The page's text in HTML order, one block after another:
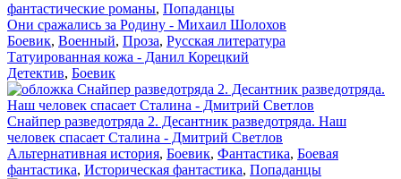
фантастические романы, Попаданцы
Они сражались за Родину - Михаил Шолохов
Боевик, Военный, Проза, Русская литература
Татуированная кожа - Данил Корецкий
Детектив, Боевик
Снайпер разведотряда 2. Десантник разведотряда. Наш
человек спасает Сталина - Дмитрий Светлов
Альтернативная история, Боевик, Фантастика, Боевая
фантастика, Историческая фантастика, Попаданцы